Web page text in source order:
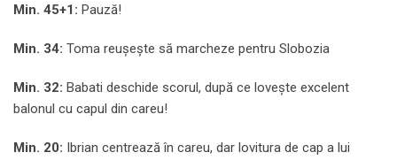
Min. 45+1: Pauză!
Min. 34: Toma reușește să marcheze pentru Slobozia
Min. 32: Babati deschide scorul, după ce lovește excelent
balonul cu capul din careu!
Min. 20: Ibrian centrează în careu, dar lovitura de cap a lui